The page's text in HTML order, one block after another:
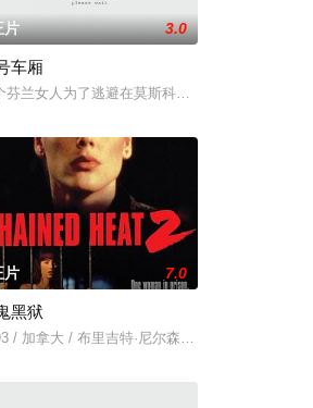
他远离家乡，
创作。电影中，在生活里迷失了自我的男主徘徊
金·菲尼克斯 Joaquin Phoenix 饰）依靠扮演小
片 3.0
车厢
芬兰女人为了逃避在莫斯科的一段秘密婚外情
，将疑犯抓获
特 Glenn Ford
饰）是一个寡妇，独自抚养着她的女儿。她
片 7.0
黑狱
/ 加拿大 / 布里吉特·尼尔森,保罗·科斯罗,金伯莉